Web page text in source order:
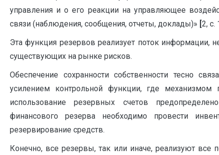
управления и о его реакции на управляющее
связи (наблюдения, сообщения, отчеты, доклады)» [2, с.
Эта функция резервов реализует поток информации,
существующих на рынке рисков.
Обеспечение сохранности собственности тесно
усилением контрольной функции, где механизмом
использование резервных счетов
финансового резерва необходимо провести
резервирование средств.
Конечно, все резервы, так или иначе, реализуют все